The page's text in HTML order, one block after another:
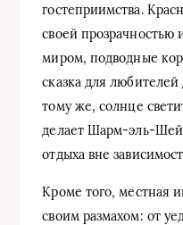
гостеприимства.
своей
миром, подводные
сказка для
тому же, солнце
делает Шарм-эль-
отдыха вне
Кроме того, местная
своим размахом: от